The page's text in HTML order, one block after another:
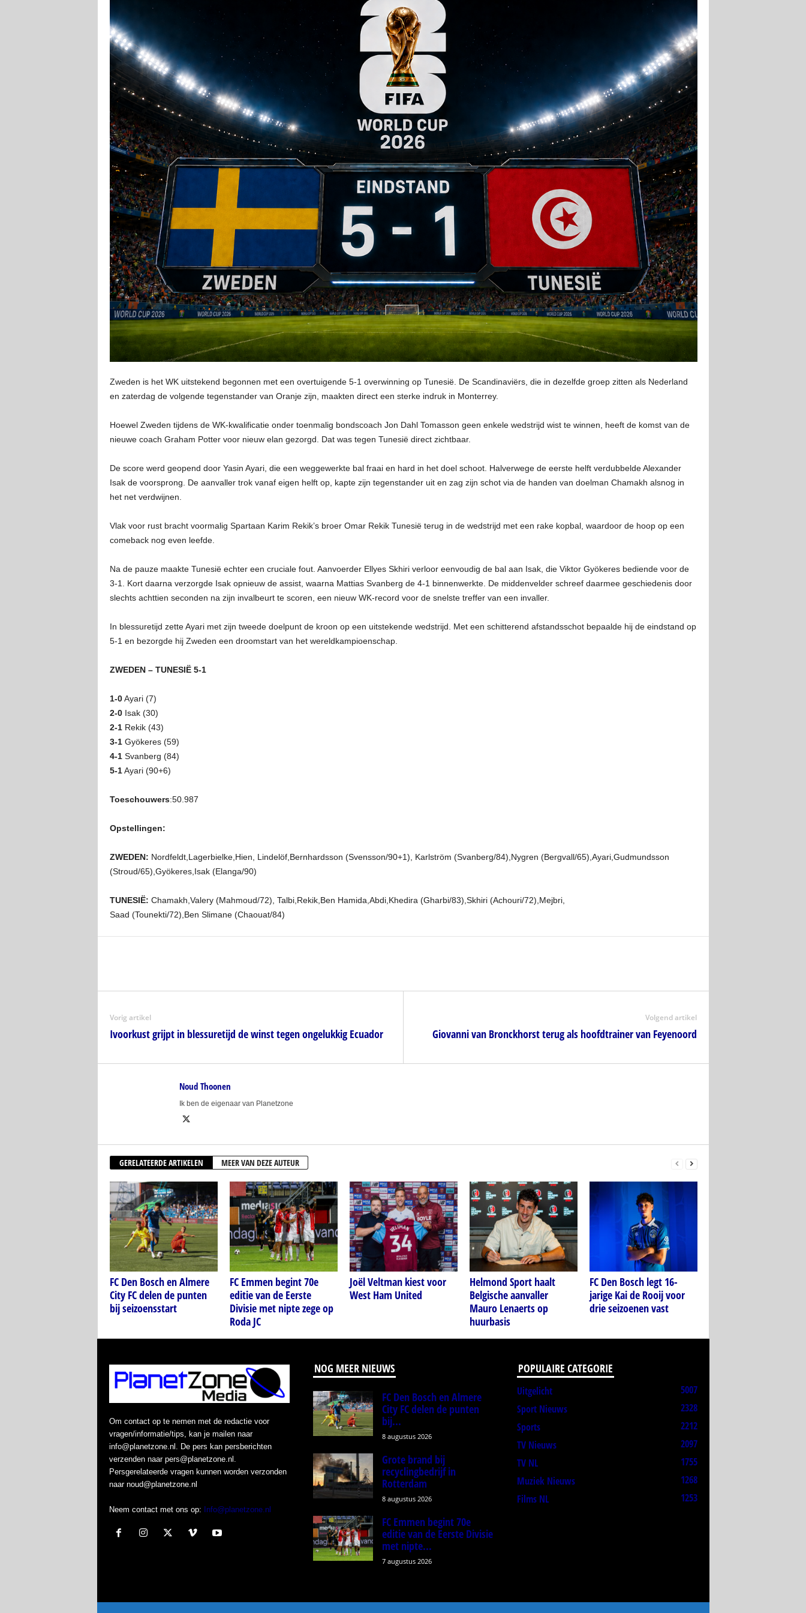
Zweden is het WK uitstekend begonnen met een overtuigende 5-1 overwinning op Tunesië. De Scandinaviërs, die in dezelfde groep zitten als Nederland
en zaterdag de volgende tegenstander van Oranje zijn, maakten direct een sterke indruk in Monterrey.
Hoewel Zweden tijdens de WK-kwalificatie onder toenmalig bondscoach Jon Dahl Tomasson geen enkele wedstrijd wist te winnen, heeft de komst van de
nieuwe coach Graham Potter voor nieuw elan gezorgd. Dat was tegen Tunesië direct zichtbaar.
De score werd geopend door Yasin Ayari, die een weggewerkte bal fraai en hard in het doel schoot. Halverwege de eerste helft verdubbelde Alexander
Isak de voorsprong. De aanvaller trok vanaf eigen helft op, kapte zijn tegenstander uit en zag zijn schot via de handen van doelman Chamakh alsnog in
het net verdwijnen.
Vlak voor rust bracht voormalig Spartaan Karim Rekik’s broer Omar Rekik Tunesië terug in de wedstrijd met een rake kopbal, waardoor de hoop op een
comeback nog even leefde.
Na de pauze maakte Tunesië echter een cruciale fout. Aanvoerder Ellyes Skhiri verloor eenvoudig de bal aan Isak, die Viktor Gyökeres bediende voor de
3-1. Kort daarna verzorgde Isak opnieuw de assist, waarna Mattias Svanberg de 4-1 binnenwerkte. De middenvelder schreef daarmee geschiedenis door
slechts achttien seconden na zijn invalbeurt te scoren, een nieuw WK-record voor de snelste treffer van een invaller.
In blessuretijd zette Ayari met zijn tweede doelpunt de kroon op een uitstekende wedstrijd. Met een schitterend afstandsschot bepaalde hij de eindstand op
5-1 en bezorgde hij Zweden een droomstart van het wereldkampioenschap.
ZWEDEN – TUNESIË 5-1
1-0Ayari (7)
2-0Isak (30)
2-1Rekik (43)
3-1Gyökeres (59)
4-1 Svanberg (84)
5-1Ayari (90+6)
Toeschouwers:50.987
Opstellingen:
ZWEDEN: Nordfeldt,Lagerbielke,Hien, Lindelöf,Bernhardsson (Svensson/90+1), Karlström (Svanberg/84),Nygren (Bergvall/65),Ayari,Gudmundsson
(Stroud/65),Gyökeres,Isak (Elanga/90)
TUNESIË: Chamakh,Valery (Mahmoud/72), Talbi,Rekik,Ben Hamida,Abdi,Khedira (Gharbi/83),Skhiri (Achouri/72),Mejbri,
Saad (Tounekti/72),Ben Slimane (Chaouat/84)
Vorig artikel
Ivoorkust grijpt in blessuretijd de winst tegen ongelukkig Ecuador
Volgend artikel
Giovanni van Bronckhorst terug als hoofdtrainer van Feyenoord
Noud Thoonen
Ik ben de eigenaar van Planetzone
GERELATEERDE ARTIKELEN MEER VAN DEZE AUTEUR
FC Den Bosch en Almere
City FC delen de punten
bij seizoensstart
FC Emmen begint 70e
editie van de Eerste
Divisie met nipte zege op
Roda JC
Joël Veltman kiest voor
West Ham United
Helmond Sport haalt
Belgische aanvaller
Mauro Lenaerts op
huurbasis
FC Den Bosch legt 16-
jarige Kai de Rooij voor
drie seizoenen vast
Om contact op te nemen met de redactie voor
vragen/informatie/tips, kan je mailen naar
info@planetzone.nl. De pers kan persberichten
verzenden naar pers@planetzone.nl.
Persgerelateerde vragen kunnen worden verzonden
naar noud@planetzone.nl
Neem contact met ons op: Info@planetzone.nl
NOG MEER NIEUWS
FC Den Bosch en Almere
City FC delen de punten
bij...
8 augustus 2026
Grote brand bij
recyclingbedrijf in
Rotterdam
8 augustus 2026
FC Emmen begint 70e
editie van de Eerste Divisie
met nipte...
7 augustus 2026
POPULAIRE CATEGORIE
Uitgelicht
5007
Sport Nieuws
2328
Sports
2212
TV Nieuws
2097
TV NL
1755
Muziek Nieuws
1268
Films NL
1253